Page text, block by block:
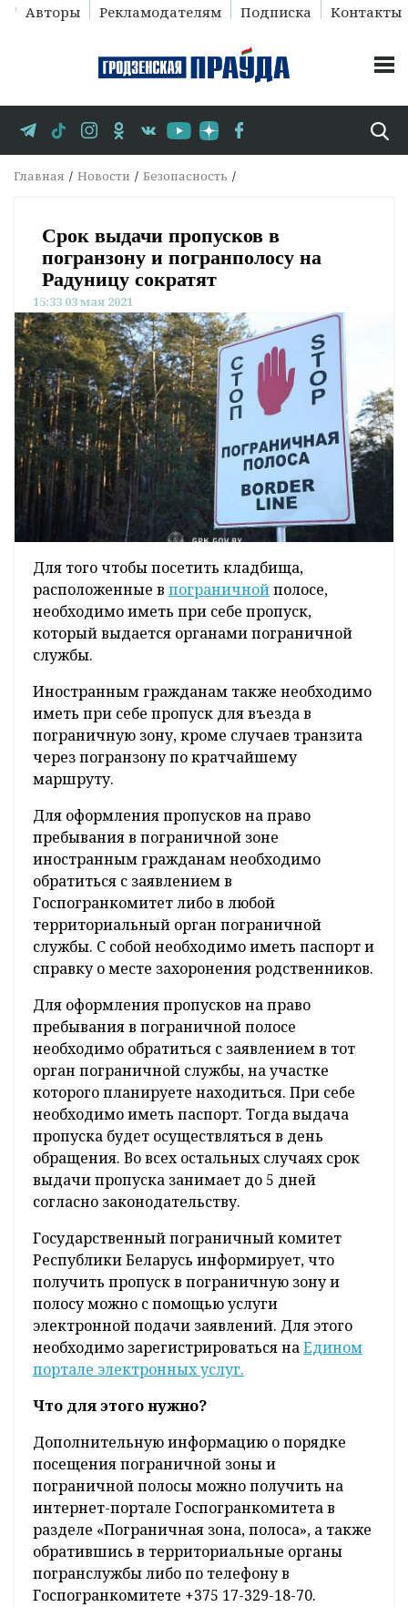
Авторы Рекламодателям Подписка Контакты
Главная Новости Безопасность
Срок выдачи пропусков в
погранзону и погранполосу на
Радуницу сократят
15:33 03 мая 2021
Для того чтобы посетить кладбища,
расположенные в пограничнойполосе,
необходимо иметь при себе пропуск,
который выдается органами пограничной
службы.
Иностранным гражданам также необходимо
иметь при себе пропуск для въезда в
пограничную зону, кроме случаев транзита
через погранзону по кратчайшему
маршруту.
Для оформления пропусков на право
пребывания в пограничной зоне
иностранным гражданам необходимо
обратиться с заявлением в
Госпогранкомитет либо в любой
территориальный орган пограничной
службы. С собой необходимо иметь паспорт и
справку о месте захоронения родственников.
Для оформления пропусков на право
пребывания в пограничной полосе
необходимо обратиться с заявлением в тот
орган пограничной службы, на участке
которого планируете находиться. При себе
необходимо иметь паспорт. Тогда выдача
пропуска будет осуществляться в день
обращения. Во всех остальных случаях срок
выдачи пропуска занимает до 5 дней
согласно законодательству.
Государственный пограничный комитет
Республики Беларусь информирует, что
получить пропуск в пограничную зону и
полосу можно с помощью услуги
электронной подачи заявлений. Для этого
необходимо зарегистрироваться наЕдином
портале электронных услуг.
Что для этого нужно?
Дополнительную информацию о порядке
посещения пограничной зоны и
пограничной полосы можно получить на
интернет-портале Госпогранкомитета в
разделе «Пограничная зона, полоса», а также
обратившись в территориальные органы
погранслужбы либо по телефону в
Госпогранкомитете +375 17-329-18-70.